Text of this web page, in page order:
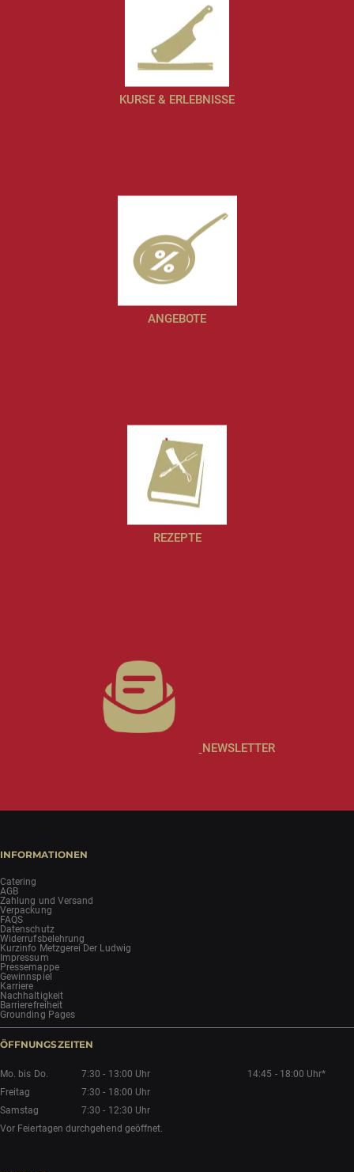
KURSE & ERLEBNISSE
ANGEBOTE
REZEPTE
NEWSLETTER
INFORMATIONEN
Catering
AGB
Zahlung und Versand
Verpackung
FAQS
Datenschutz
Widerrufsbelehrung
Kurzinfo Metzgerei Der Ludwig
Impressum
Pressemappe
Gewinnspiel
Karriere
Nachhaltigkeit
Barrierefreiheit
Grounding Pages
ÖFFNUNGSZEITEN
Mo. bis Do. 7:30 - 13:00 Uhr
14:45 - 18:00 Uhr*
Freitag
7:30 - 18:00 Uhr
Samstag
7:30 - 12:30 Uhr
Vor Feiertagen durchgehend geöffnet.